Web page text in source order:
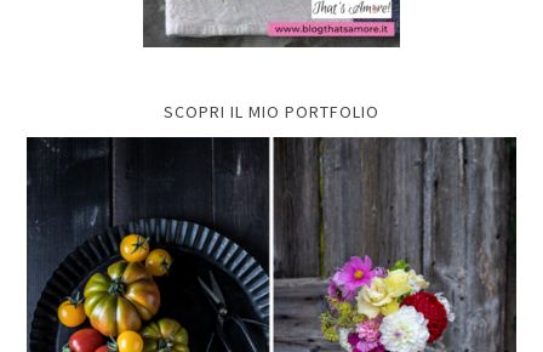
SCOPRI IL MIO PORTFOLIO